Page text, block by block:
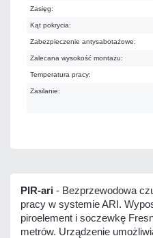
Zasięg:
Kąt pokrycia:
Zabezpieczenie antysabotażowe:
Zalecana wysokość montażu:
Temperatura pracy:
Zasilanie:
PIR-ari - Bezprzewodowa
pracy w systemie ARI.
piroelement i soczewkę
metrów. Urządzenie